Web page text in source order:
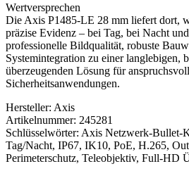
Wertversprechen
Die Axis P1485-LE 28 mm liefert dort,
präzise Evidenz – bei Tag, bei Nacht
professionelle Bildqualität, robuste
Systemintegration zu einer langlebigen,
überzeugenden Lösung für
Sicherheitsanwendungen.
Hersteller: Axis
Artikelnummer: 245281
Schlüsselwörter: Axis Netzwerk-Bullet-
Tag/Nacht, IP67, IK10, PoE, H.265,
Perimeterschutz, Teleobjektiv, Full-HD